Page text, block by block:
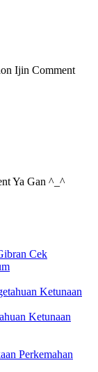
Ijin Comment
Ya Gan ^_^
Cek
Ketunaan